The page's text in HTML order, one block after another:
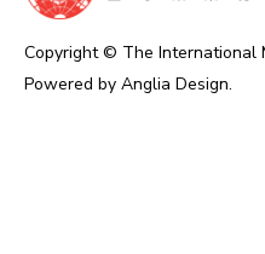
Copyright © The International
Powered by Anglia Design.